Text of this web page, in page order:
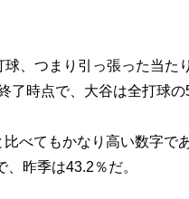
、つまり引っ張った当た
了時点で、大谷は全打球
べてもかなり高い数字で
昨季は43.2％だ。